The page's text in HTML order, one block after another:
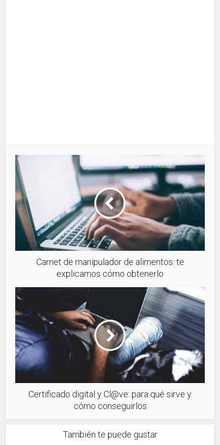
Carnet de manipulador de alimentos: te
explicamos cómo obtenerlo
Certificado digital y Cl@ve: para qué sirve y
cómo conseguirlos
También te puede gustar